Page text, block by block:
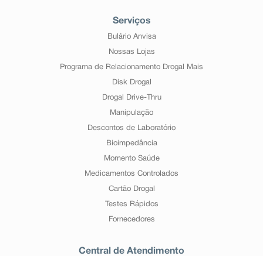
Serviços
Bulário Anvisa
Nossas Lojas
Programa de Relacionamento Drogal Mais
Disk Drogal
Drogal Drive-Thru
Manipulação
Descontos de Laboratório
Bioimpedância
Momento Saúde
Medicamentos Controlados
Cartão Drogal
Testes Rápidos
Fornecedores
Central de Atendimento